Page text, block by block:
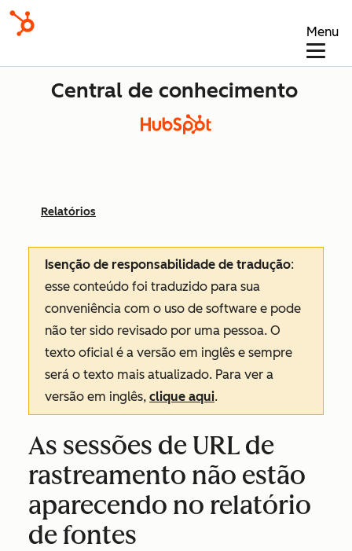
Menu
Central de conhecimento
Relatórios
Isenção de responsabilidade de tradução:
esse conteúdo foi traduzido para sua
conveniência com o uso de software e pode
não ter sido revisado por uma pessoa. O
texto oficial é a versão em inglês e sempre
será o texto mais atualizado. Para ver a
versão em inglês, clique aqui.
As sessões de URL de
rastreamento não estão
aparecendo no relatório
de fontes